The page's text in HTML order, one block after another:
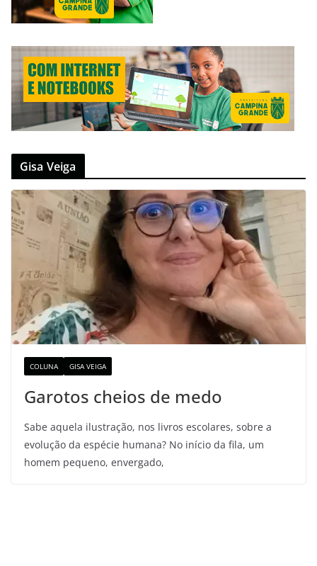
Gisa Veiga
COLUNA GISA VEIGA
Garotos cheios de medo
Sabe aquela ilustração, nos livros escolares, sobre a
evolução da espécie humana? No início da fila, um
homem pequeno, envergado,